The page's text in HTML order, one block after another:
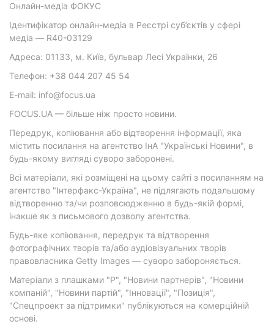
Онлайн-медіа ФОКУС
Ідентифікатор онлайн-медіа в Реєстрі суб’єктів у сфері
медіа — R40-03129
Адреса: 01133, м. Київ, бульвар Лесі Українки, 26
Телефон: +38 044 207 45 54
E-mail: info@focus.ua
FOCUS.UA — більше ніж просто новини.
Передрук, копіювання або відтворення інформації, яка
містить посилання на агентство ІнА "Українські Новини", в
будь-якому вигляді суворо заборонені.
Всі матеріали, які розміщені на цьому сайті з посиланням на
агентство "Інтерфакс-Україна", не підлягають подальшому
відтворенню та/чи розповсюдженню в будь-якій формі,
інакше як з письмового дозволу агентства.
Будь-яке копіювання, передрук та відтворення
фотографічних творів та/або аудіовізуальних творів
правовласника Getty Images — суворо забороняється.
Матеріали з плашками "Р", "Новини партнерів", "Новини
компаній", "Новини партій", "Інновації", "Позиція",
"Спецпроект за підтримки" публікуються на комерційній
основі.